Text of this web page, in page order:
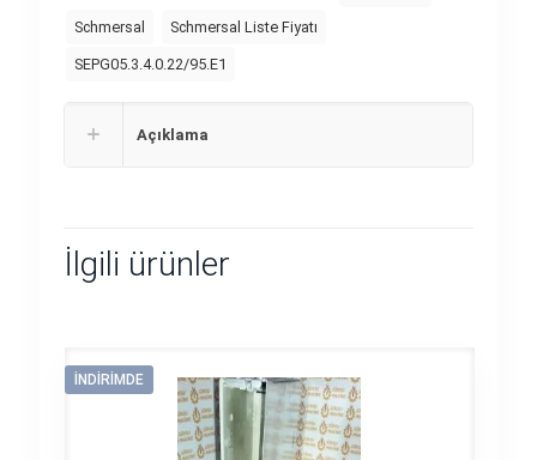
Schmersal Schmersal Liste Fiyatı
SEPG05.3.4.0.22/95.E1
Açıklama
İlgili ürünler
İNDIRIMDE